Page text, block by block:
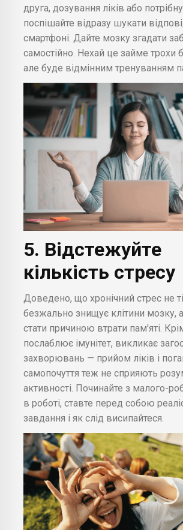
друга, дозування ліків або
поспішайте відразу шукати
смартфоні. Дайте мозку згадати
самостійно. Нехай це займе трохи
але буде відмінним тренуванням
5. Відстежуйте
кількість стресу
Доведено, що хронічний стрес не
безжально знищує клітини мозку,
стати причиною втрати пам'яті.
послаблює імунітет, викликає
захворювань — прийом ліків і
самопочуття теж не сприяють
активності. Починайте з малого-
в роботі, ставте перед собою
завдання і як слід висипайтеся.